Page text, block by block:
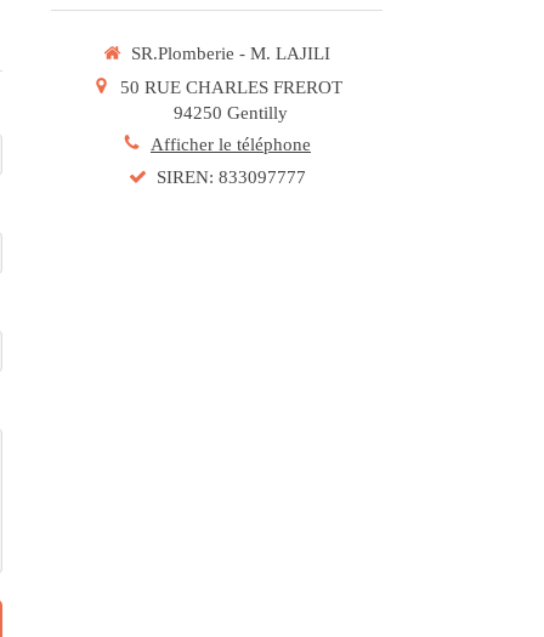
SR.Plomberie - M. LAJILI
50 RUE CHARLES FREROT
94250 Gentilly
Afficher le téléphone
SIREN: 833097777